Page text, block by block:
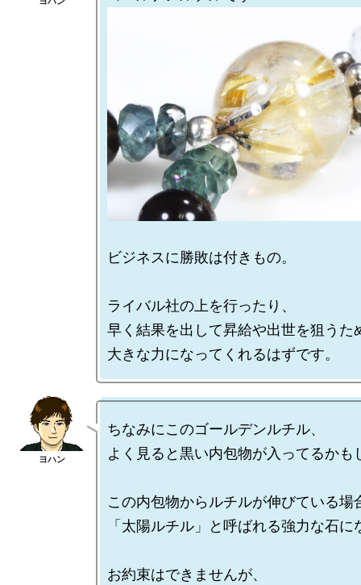
ビジネスに勝敗は付きもの。
ライバル社の上を行ったり、
早く結果を出して昇給や出世を狙うた
ちなみにこのゴールデンルチル、
よく見ると黒い内包物が入ってるかも
この内包物からルチルが伸びている場
「太陽ルチル」と呼ばれる強力な石に
お約束はできませんが、